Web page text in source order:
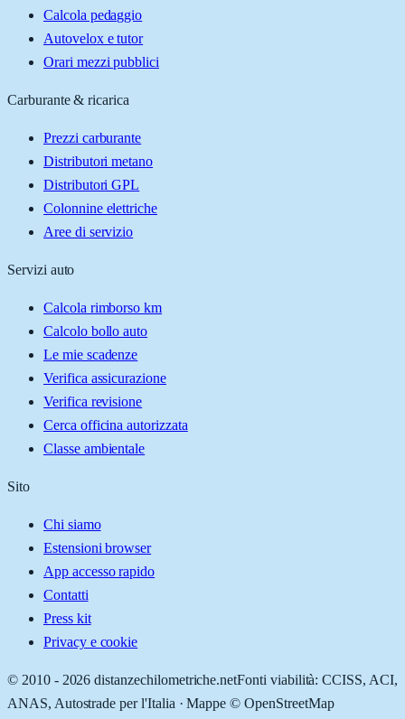
Calcola pedaggio
Autovelox e tutor
Orari mezzi pubblici
Carburante & ricarica
Prezzi carburante
Distributori metano
Distributori GPL
Colonnine elettriche
Aree di servizio
Servizi auto
Calcola rimborso km
Calcolo bollo auto
Le mie scadenze
Verifica assicurazione
Verifica revisione
Cerca officina autorizzata
Classe ambientale
Sito
Chi siamo
Estensioni browser
App accesso rapido
Contatti
Press kit
Privacy e cookie
© 2010 - 2026 distanzechilometriche.netFonti viabilità: CCISS, ACI,
ANAS, Autostrade per l'Italia · Mappe © OpenStreetMap